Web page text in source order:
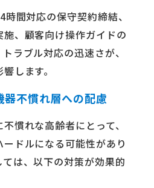
間対応の保守契約締結、
、顧客向け操作ガイドの
ラブル対応の迅速さが、
します。
不慣れ層への配慮
慣れな高齢者にとって、
ドルになる可能性があり
は、以下の対策が効果的